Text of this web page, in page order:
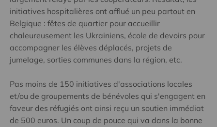
initiatives hospitalières ont afflué un peu partout en
Belgique : fêtes de quartier pour accueillir
chaleureusement les Ukrainiens, école de devoirs pour
accompagner les élèves déplacés, projets de
jumelage, sorties communes dans la région, etc.
Pas moins de 150 initiatives d'associations locales
et/ou de groupements de bénévoles qui s'engagent en
faveur des réfugiés ont ainsi reçu un soutien immédiat
de 500 euros. Un coup de pouce qui va dans la bonne